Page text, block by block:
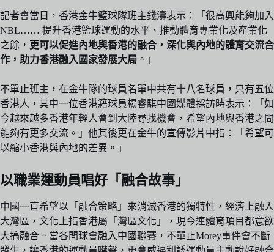
記者會當日，香港金牛籃球隊班主錢濤表示：「很高興能夠加入
NBL…… 提升香港籃球運動的水平、推動體育專業化及產業化
之餘， 更可以促進內地與香港的融合，深化與內地的體育交流合
作，助力香港融入國家發展大局 。」
不單止班主，在金牛隊的球員名單中共有十八名球員，只有五位
香港人，其中一位香港籍球員楊睿騏中國媒體採訪時表示：「如
今越來越多香港年輕人會到大陸尋找機會，希望內地與香港之間
能夠有更多交流。」他其後更在金牛的宣傳影片中指：「希望可
以縮小香港與內地的差異。」
以職業運動員唱好「融合故事」
中國一直希望以「融合策略」來消滅香港的獨特性，經濟上融入
大灣區，文化上指香港屬「灣區文化」，現今連體育項目都意欲
大搞融合。當各間球會融入中國聯賽，不單止Morey事件會不斷